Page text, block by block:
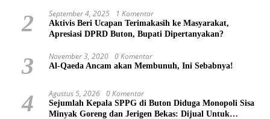
2 September 4, 2025 1 Komentar
Aktivis Beri Ucapan Terimakasih ke Masyarakat,
Apresiasi DPRD Buton, Bupati Dipertanyakan?
3 November 3, 2020 0 Komentar
Al-Qaeda Ancam akan Membunuh, Ini Sebabnya!
4 Agustus 5, 2026 0 Komentar
Sejumlah Kepala SPPG di Buton Diduga Monopoli Sisa
Minyak Goreng dan Jerigen Bekas: Dijual Untuk